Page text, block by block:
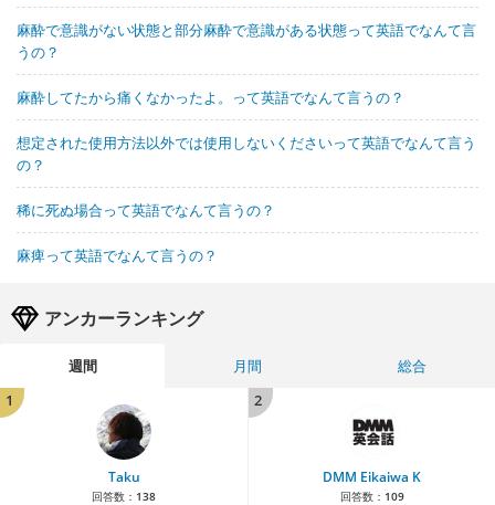
麻酔で意識がない状態と部分麻酔で意識がある状態って英語でなんて言
うの？
麻酔してたから痛くなかったよ。って英語でなんて言うの？
想定された使用方法以外では使用しないくださいって英語でなんて言う
の？
稀に死ぬ場合って英語でなんて言うの？
麻痺って英語でなんて言うの？
アンカーランキング
週間 月間
総合
1
Taku
回答数： 138
2
DMM Eikaiwa K
回答数： 109